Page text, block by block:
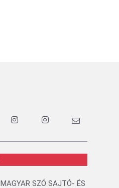
MAGYAR SZÓ SAJTÓ- ÉS